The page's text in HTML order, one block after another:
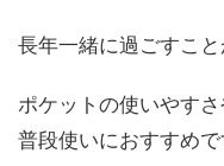
長年一緒に過ごすこと
ポケットの使いやす
普段使いにおすすめで